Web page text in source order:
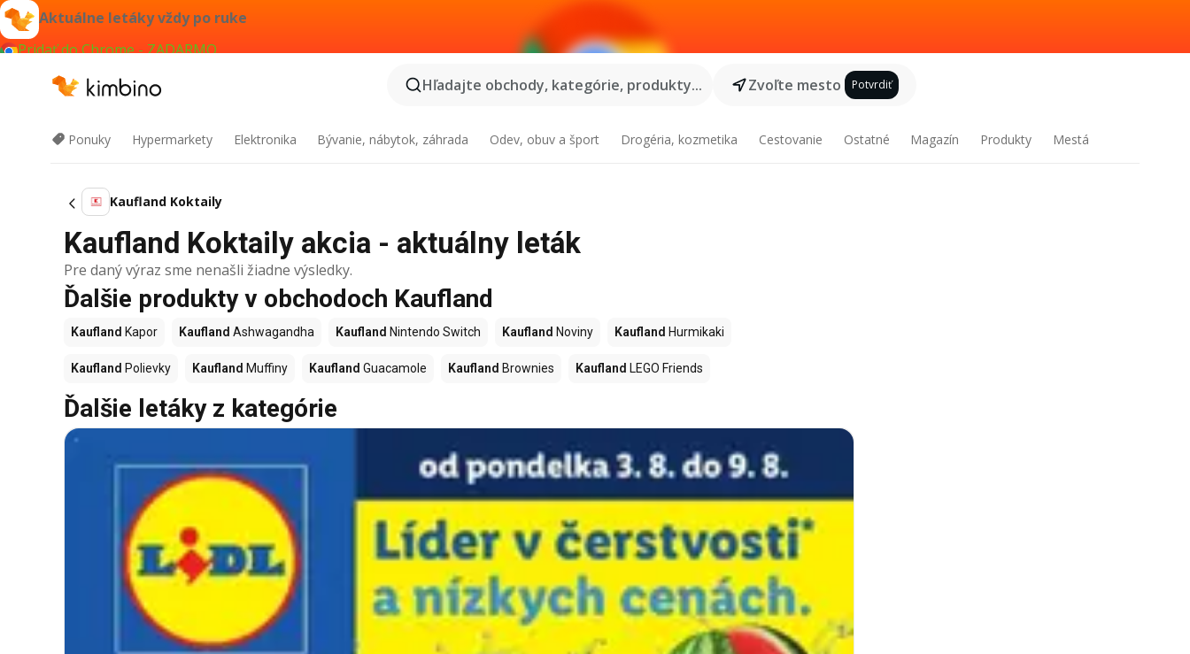
Aktuálne letáky vždy po ruke
Pridať do Chrome - ZADARMO
Hľadajte obchody, kategórie, produkty...
Zvoľte mesto Potvrdiť
Ponuky Hypermarkety Elektronika Bývanie, nábytok, záhrada Odev, obuv a šport Drogéria, kozmetika Cestovanie Ostatné Magazín Produkty Mestá
Kaufland Koktaily
Kaufland Koktaily akcia - aktuálny leták
Pre daný výraz sme nenašli žiadne výsledky.
Ďalšie produkty v obchodoch Kaufland
Kaufland Kapor Kaufland Ashwagandha Kaufland Nintendo Switch Kaufland Noviny Kaufland Hurmikaki
Kaufland Polievky Kaufland Muffiny Kaufland Guacamole Kaufland Brownies Kaufland LEGO Friends
Ďalšie letáky z kategórie